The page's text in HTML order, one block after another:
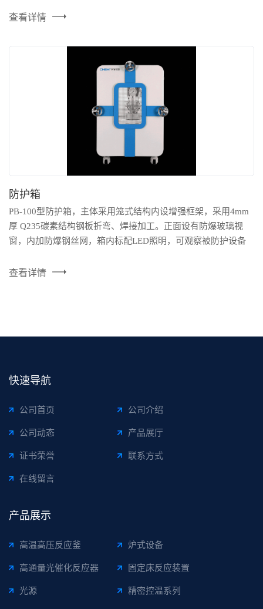
等数据，并配有压力、温度分级报警、过程数据记录与传输、
品特点 1、设计温度100℃，设计压力1MPa，控温精...
查看详情
防护箱
PB-100型防护箱，主体采用笼式结构内设增强框架，采用4mm
厚 Q235碳素结构钢板折弯、焊接加工。正面设有防爆玻璃视
窗，内加防爆钢丝网，箱内标配LED照明，可观察被防护设备
采用笼式结构-更安全； 定向爆破设计，承压容器失效时，定向
查看详情
快速导航
公司首页 公司介绍
公司动态 产品展厅
证书荣誉 联系方式
在线留言
产品展示
高温高压反应釜 炉式设备
高通量光催化反应器 固定床反应装置
光源 精密控温系列